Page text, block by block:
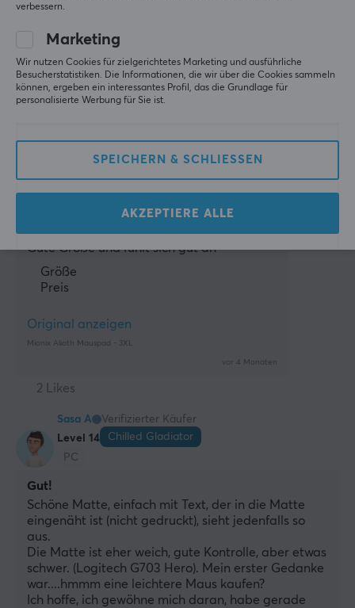
keinen Fall für dich geeignet.
Größe
Original anzeigen
Mionix Alioth Mauspad - 3XL
Verifizierter Käufer
Level 7
Nice Guardian
Gute Größe und fühlt sich gut an
Größe
Preis
Original anzeigen
Mionix Alioth Mauspad - 3XL
vor 4 Monaten
2 Likes
Sasa A
Verifizierter Käufer
Level 14
Chilled Gladiator
PC
Gut!
Schöne Matte, einfach mit Text, der in die Matte
eingenäht ist (nicht gedruckt), sieht jedenfalls so
aus.
Die Matte ist eher weich, gute Kontrolle, aber etwas
schwer. (Logitech G703 Hero). Mein erster Gedanke
war....hmmm eine leichtere Maus kaufen?
Ich hoffe, ich gewöhne mich daran, habe gerade
verbessern.
Marketing
Wir nutzen Cookies für zielgerichtetes Marketing und ausführliche
Besucherstatistiken. Die Informationen, die wir über die Cookies sammeln
können, ergeben ein interessantes Profil, das die Grundlage für
personalisierte Werbung für Sie ist.
SPEICHERN & SCHLIESSEN
AKZEPTIERE ALLE